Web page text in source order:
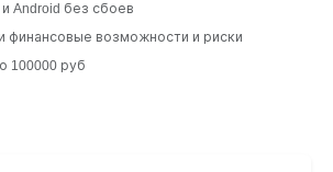
Android без сбоев
финансовые возможности и риски
100000 руб